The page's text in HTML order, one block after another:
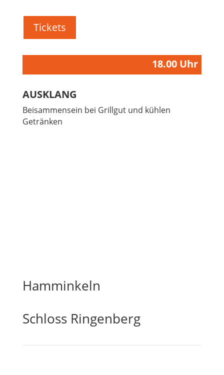
Tickets
18.00 Uhr
AUSKLANG
Beisammensein bei Grillgut und kühlen
Getränken
Hamminkeln
Schloss Ringenberg